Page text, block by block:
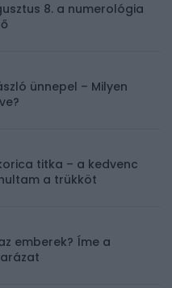
8. a numerológia
ünnepel – Milyen
titka – a kedvenc
a trükköt
emberek? Íme a